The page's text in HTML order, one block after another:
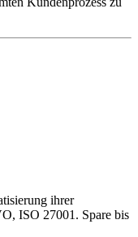
ihrer
ISO 27001. Spare bis